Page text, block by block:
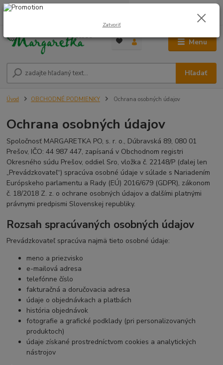
Menu
Hľadať
0948 236 042
0,00 €
Úvod OBCHODNÉ PODMIENKY Ochrana osobných údajov
Ochrana osobných údajov
Spoločnosť MARGARETKA PO, s. r. o., Dúbravská 89, 080 01
Prešov, IČO: 44 987 447, zapísaná v Obchodnom registri
Okresného súdu Prešov, oddiel Sro, vložka č. 22148/P (ďalej len
„Prevádzkovateľ“) spracúva osobné údaje v súlade s Nariadením
Európskeho parlamentu a Rady (EÚ) 2016/679 (GDPR), zákonom
č. 18/2018 Z. z. o ochrane osobných údajov a ďalšími platnými
právnymi predpismi Slovenskej republiky.
Rozsah spracúvaných osobných údajov
Prevádzkovateľ spracúva najmä tieto osobné údaje:
meno a priezvisko
e-mailová adresa
telefónne číslo
fakturačná a doručovacia adresa
údaje o objednávkach a platbách
história objednávok
fotografie a grafické podklady (pri personalizovaných
produktoch)
údaje získané prostredníctvom cookies a analytických
nástrojov
Zatvoriť